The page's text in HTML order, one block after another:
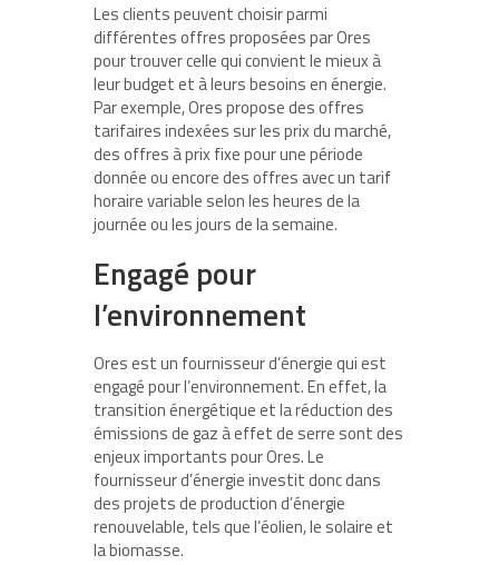
Les clients peuvent choisir parmi
différentes offres proposées par Ores
pour trouver celle qui convient le mieux à
leur budget et à leurs besoins en énergie.
Par exemple, Ores propose des offres
tarifaires indexées sur les prix du marché,
des offres à prix fixe pour une période
donnée ou encore des offres avec un tarif
horaire variable selon les heures de la
journée ou les jours de la semaine.
Engagé pour
l’environnement
Ores est un fournisseur d’énergie qui est
engagé pour l’environnement. En effet, la
transition énergétique et la réduction des
émissions de gaz à effet de serre sont des
enjeux importants pour Ores. Le
fournisseur d’énergie investit donc dans
des projets de production d’énergie
renouvelable, tels que l’éolien, le solaire et
la biomasse.